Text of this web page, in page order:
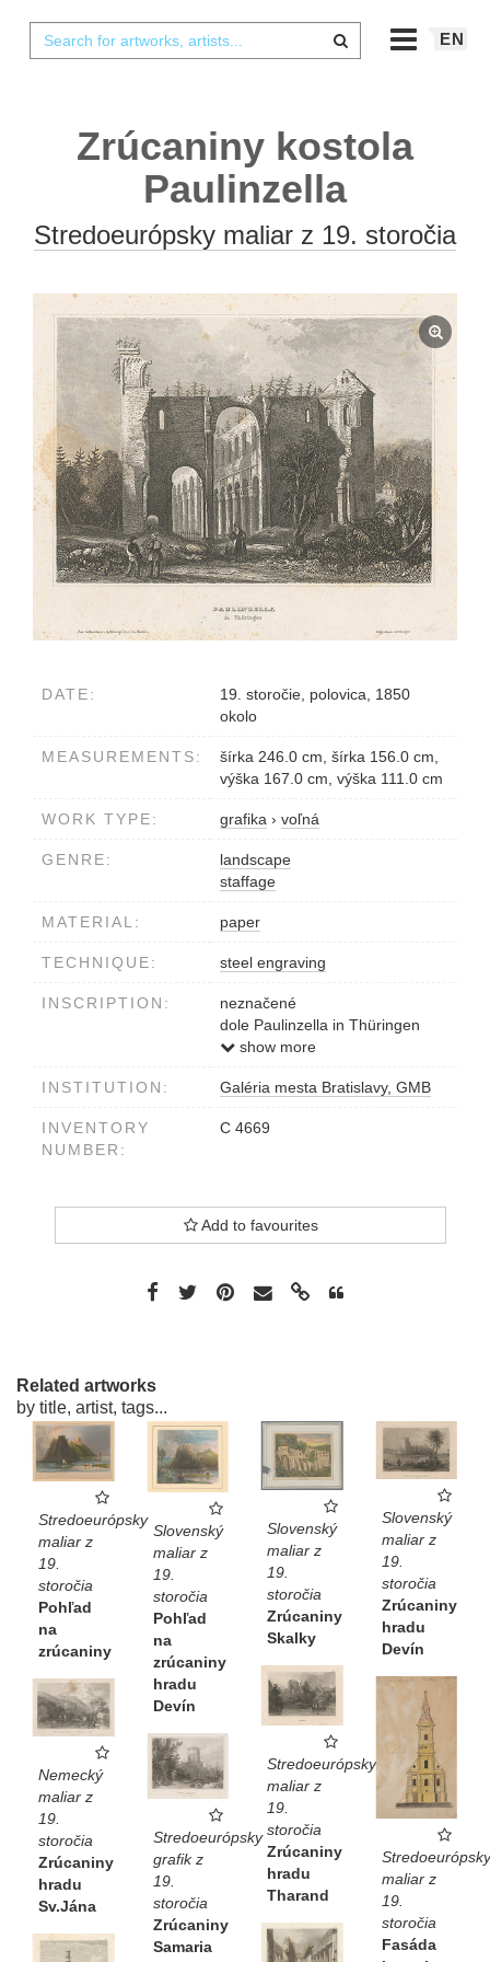
EN
Zrúcaniny kostola
Paulinzella
Stredoeurópsky maliar z 19. storočia
DATE:
19. storočie, polovica, 1850
okolo
MEASUREMENTS:
šírka 246.0 cm, šírka 156.0 cm,
výška 167.0 cm, výška 111.0 cm
WORK TYPE: grafika › voľná
GENRE:
landscape
staffage
MATERIAL: paper
TECHNIQUE: steel engraving
INSCRIPTION:
neznačené
dole Paulinzella in Thüringen
Aus d.Kunstanst d.Bibliogr.Inst.
show more
INSTITUTION: Galéria mesta Bratislavy, GMB
INVENTORY
NUMBER:
C 4669
Add to favourites
Related artworks
by title, artist, tags...
Stredoeurópsky
maliar z
19.
storočia
Pohľad
na
zrúcaniny
Slovenský
maliar z
19.
storočia
Pohľad
na
zrúcaniny
hradu
Devín
Slovenský
maliar z
19.
storočia
Zrúcaniny
Skalky
Slovenský
maliar z
19.
storočia
Zrúcaniny
hradu
Devín
Stredoeurópsky
maliar z
19.
storočia
Zrúcaniny
hradu
Tharand
Stredoeurópsky
maliar z
19.
storočia
Fasáda
Nemecký
maliar z
19.
storočia
Zrúcaniny
hradu
Sv.Jána
Stredoeurópsky
grafik z
19.
storočia
Zrúcaniny
Samaria